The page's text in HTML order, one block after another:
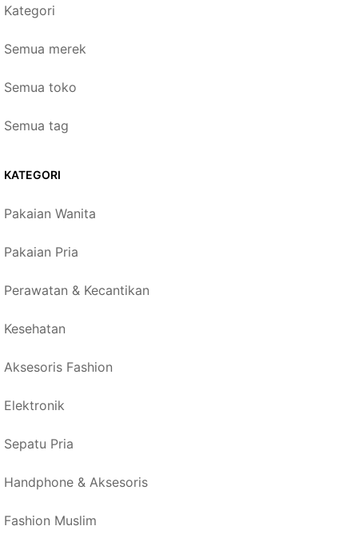
Kategori
Semua merek
Semua toko
Semua tag
KATEGORI
Pakaian Wanita
Pakaian Pria
Perawatan & Kecantikan
Kesehatan
Aksesoris Fashion
Elektronik
Sepatu Pria
Handphone & Aksesoris
Fashion Muslim